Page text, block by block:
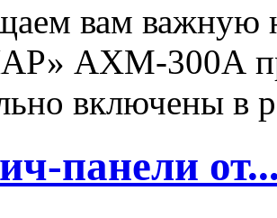
вам важную
АХМ-300А
включены в
панели